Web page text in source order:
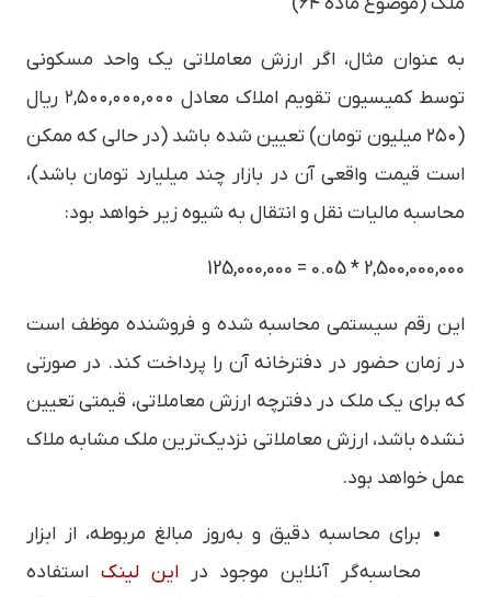
به عنوان مثال، اگر ارزش معاملاتی یک واحد مسکونی
توسط کمیسیون تقویم املاک معادل ۲,۵۰۰,۰۰۰,۰۰۰ ریال
(۲۵۰ میلیون تومان) تعیین شده باشد (در حالی که ممکن
است قیمت واقعی آن در بازار چند میلیارد تومان باشد)،
محاسبه مالیات نقل و انتقال به شیوه زیر خواهد بود:
2,500,000,000 * 0.05 = 125,000,000
این رقم سیستمی محاسبه شده و فروشنده موظف است
در زمان حضور در دفترخانه آن را پرداخت کند. در صورتی
که برای یک ملک در دفترچه ارزش معاملاتی، قیمتی تعیین
نشده باشد، ارزش معاملاتی نزدیک‌ترین ملک مشابه ملاک
عمل خواهد بود.
برای محاسبه دقیق و به‌روز مبالغ مربوطه، از ابزار
محاسبه‌گر آنلاین موجود در
این لینک استفاده